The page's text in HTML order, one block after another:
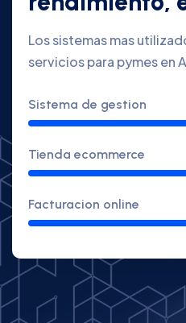
Los sistemas mas
servicios para pymes en
Sistema de gestion
Tienda ecommerce
Facturacion online